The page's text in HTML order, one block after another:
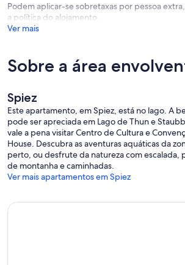
Podem aplicar-se sobretaxas por pessoa
a política do alojamento.
Ver mais
Sobre a área
Spiez
Este apartamento, em Spiez, está no lago. A
pode ser apreciada em Lago de Thun e
vale a pena visitar Centro de Cultura e
House. Descubra as aventuras aquáticas da
perto, ou desfrute da natureza com escalada,
de montanha e caminhadas.
Ver mais apartamentos em Spiez